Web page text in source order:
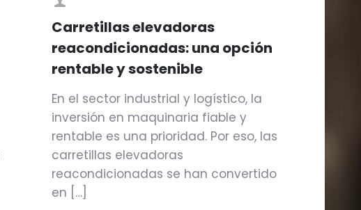
Carretillas elevadoras
reacondicionadas: una opción
rentable y sostenible
En el sector industrial y logístico, la
inversión en maquinaria fiable y
rentable es una prioridad. Por eso, las
carretillas elevadoras
reacondicionadas se han convertido
en […]